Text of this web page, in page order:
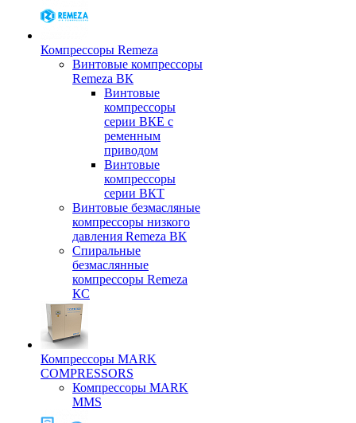
Компрессоры Remeza
Винтовые компрессоры
Remeza ВК
Винтовые
компрессоры
серии ВКЕ с
ременным
приводом
Винтовые
компрессоры
серии ВКТ
Винтовые безмасляные
компрессоры низкого
давления Remeza ВК
Спиральные
безмаслянные
компрессоры Remeza
КС
Компрессоры MARK
COMPRESSORS
Компрессоры MARK
MMS